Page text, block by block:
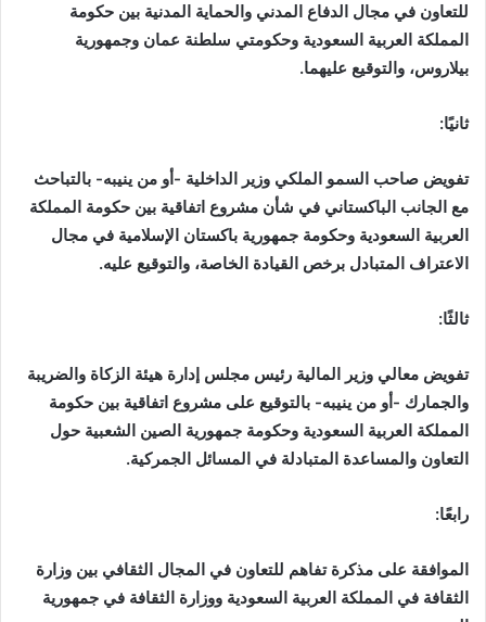
للتعاون في مجال الدفاع المدني والحماية المدنية بين حكومة
المملكة العربية السعودية وحكومتي سلطنة عمان وجمهورية
بيلاروس، والتوقيع عليهما.
ثانيًا:
تفويض صاحب السمو الملكي وزير الداخلية -أو من ينيبه- بالتباحث
مع الجانب الباكستاني في شأن مشروع اتفاقية بين حكومة المملكة
العربية السعودية وحكومة جمهورية باكستان الإسلامية في مجال
الاعتراف المتبادل برخص القيادة الخاصة، والتوقيع عليه.
ثالثًا:
تفويض معالي وزير المالية رئيس مجلس إدارة هيئة الزكاة والضريبة
والجمارك -أو من ينيبه- بالتوقيع على مشروع اتفاقية بين حكومة
المملكة العربية السعودية وحكومة جمهورية الصين الشعبية حول
التعاون والمساعدة المتبادلة في المسائل الجمركية.
رابعًا:
الموافقة على مذكرة تفاهم للتعاون في المجال الثقافي بين وزارة
الثقافة في المملكة العربية السعودية ووزارة الثقافة في جمهورية